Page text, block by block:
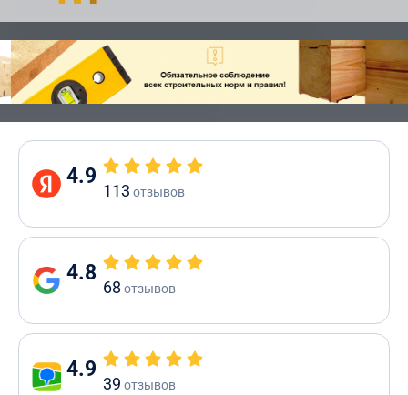
4.9
113 отзывов
4.8
68 отзывов
4.9
39 отзывов